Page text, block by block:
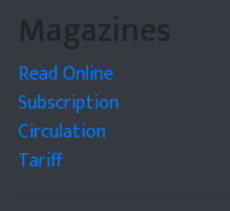
Magazines
Read Online
Subscription
Circulation
Tariff